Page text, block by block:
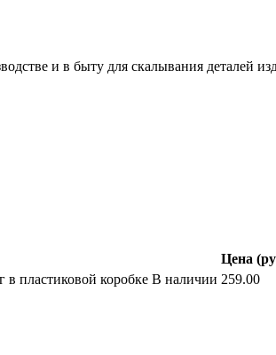
и в быту для скалывания деталей
Цена
пластиковой коробке В наличии 259.00